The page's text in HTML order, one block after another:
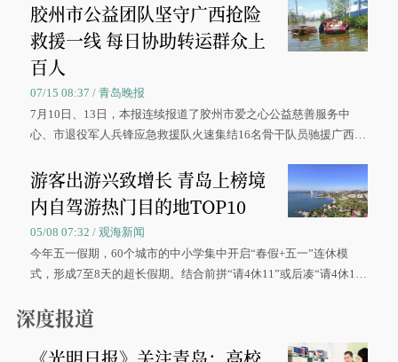
胶州市公益团队坚守广西抢险
救援一线 每日协助转运群众上
百人
07/15 08:37 / 青岛晚报
7月10日、13日，本报连续报道了胶州市爱之心公益慈善服务中
心、市退役军人兵锋应急救援队火速集结16名骨干队员驰援广西灾
游客出游兴致增长 青岛上榜境
内自驾游热门目的地TOP10
05/08 07:32 / 观海新闻
今年五一假期，60个城市的中小学集中开启“春假+五一”连休模
式，形成7至8天的超长假期。结合前拼“请4休11”或后凑“请4休1
深度报道